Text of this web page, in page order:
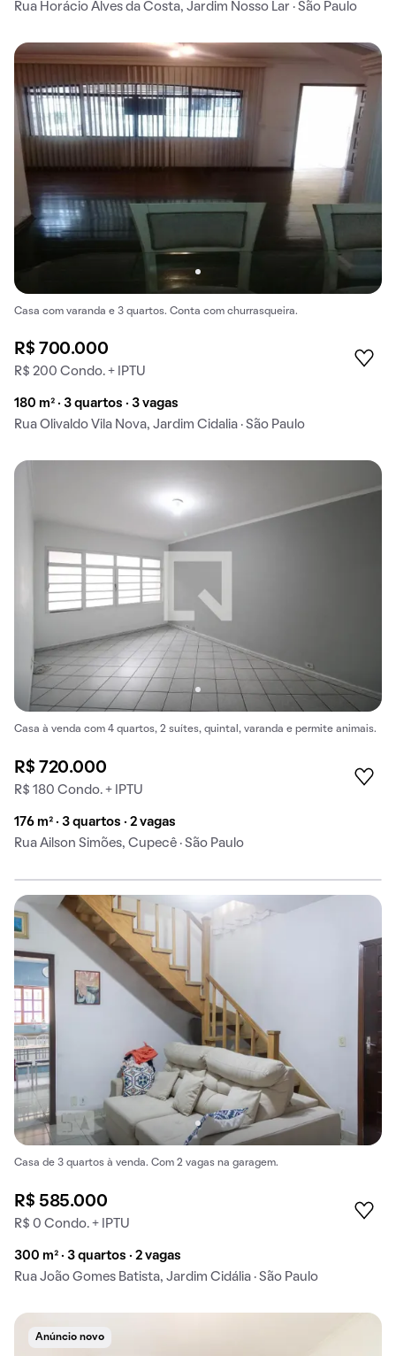
Rua Horácio Alves da Costa, Jardim Nosso Lar · São Paulo
Casa com varanda e 3 quartos. Conta com churrasqueira.
R$ 700.000
R$ 200 Condo. + IPTU
180 m² · 3 quartos · 3 vagas
Rua Olivaldo Vila Nova, Jardim Cidalia · São Paulo
Casa à venda com 4 quartos, 2 suítes, quintal, varanda e permite animais.
R$ 720.000
R$ 180 Condo. + IPTU
176 m² · 3 quartos · 2 vagas
Rua Ailson Simões, Cupecê · São Paulo
Casa de 3 quartos à venda. Com 2 vagas na garagem.
R$ 585.000
R$ 0 Condo. + IPTU
300 m² · 3 quartos · 2 vagas
Rua João Gomes Batista, Jardim Cidália · São Paulo
Anúncio novo